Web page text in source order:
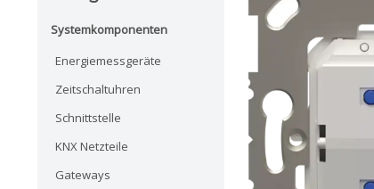
Systemkomponenten
Energiemessgeräte
Zeitschaltuhren
Schnittstelle
KNX Netzteile
Gateways